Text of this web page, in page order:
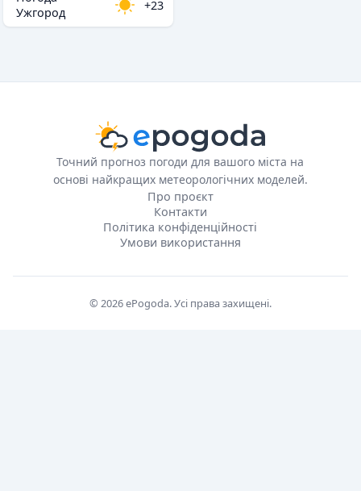
Ужгород
+23
Точний прогноз погоди для вашого міста на
основі найкращих метеорологічних моделей.
Про проєкт
Контакти
Політика конфіденційності
Умови використання
© 2026 ePogoda. Усі права захищені.